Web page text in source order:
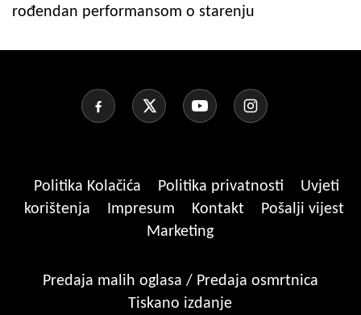
rođendan performansom o starenju
Politika Kolačića Politika privatnosti
Uvjeti
korištenja
Impresum Kontakt
Pošalji vijest
Marketing
Predaja malih oglasa / Predaja osmrtnica
Tiskano izdanje